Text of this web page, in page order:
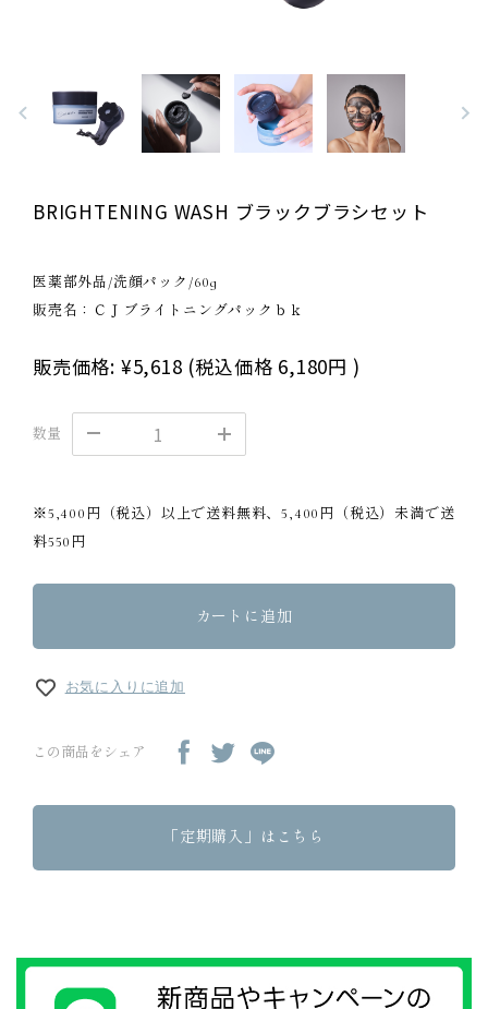
BRIGHTENING WASH ブラックブラシセット
医薬部外品/洗顔パック/60g
販売名：ＣＪブライトニングパックｂｋ
販売価格: ¥5,618 (税込価格 6,180円 )
数量
※5,400円（税込）以上で送料無料、5,400円（税込）未満で送
料550円
カートに追加
お気に入りに追加
この商品をシェア
「定期購入」はこちら